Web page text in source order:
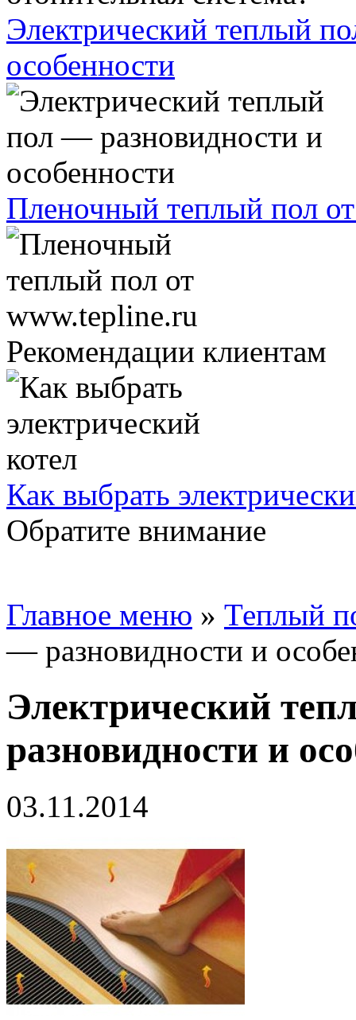
Электрический теплый
особенности
Пленочный теплый пол
Рекомендации клиентам
Как выбрать
Обратите внимание
Главное меню » Теплый
— разновидности и
Электрический
разновидности и
03.11.2014